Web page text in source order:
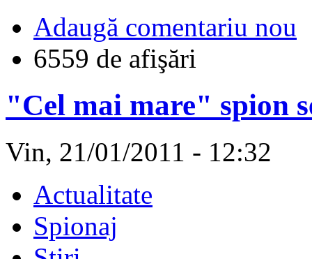
Adaugă comentariu nou
6559 de afişări
"Cel mai mare" spion
Vin, 21/01/2011 - 12:32
Actualitate
Spionaj